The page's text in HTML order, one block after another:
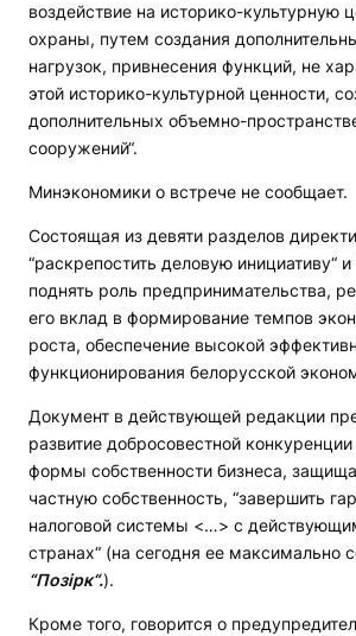
воздействие на историко-культурную
охраны, путем создания
нагрузок, привнесения функций, не
этой историко-культурной ценности,
дополнительных объемно-
сооружений“.
Минэкономики о встрече не сообщает.
Состоящая из девяти разделов
“раскрепостить деловую инициативу“
поднять роль предпринимательства,
его вклад в формирование темпов
роста, обеспечение высокой
функционирования белорусской
Документ в действующей редакции
развитие добросовестной
формы собственности бизнеса,
частную собственность, “завершить
налоговой системы <…> с
странах“ (на сегодня ее
“Позірк“.).
Кроме того, говорится о